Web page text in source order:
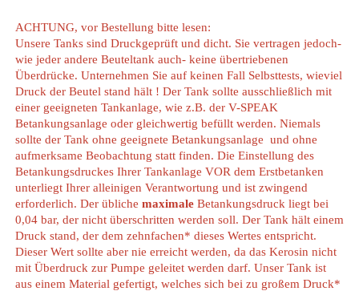
ACHTUNG, vor Bestellung bitte lesen:
Unsere Tanks sind Druckgeprüft und dicht. Sie vertragen jedoch-
wie jeder andere Beuteltank auch- keine übertriebenen
Überdrücke. Unternehmen Sie auf keinen Fall Selbsttests, wieviel
Druck der Beutel stand hält ! Der Tank sollte ausschließlich mit
einer geeigneten Tankanlage, wie z.B. der V-SPEAK
Betankungsanlage oder gleichwertig befüllt werden. Niemals
sollte der Tank ohne geeignete Betankungsanlage und ohne
aufmerksame Beobachtung statt finden. Die Einstellung des
Betankungsdruckes Ihrer Tankanlage VOR dem Erstbetanken
unterliegt Ihrer alleinigen Verantwortung und ist zwingend
erforderlich. Der übliche maximale Betankungsdruck liegt bei
0,04 bar, der nicht überschritten werden soll. Der Tank hält einem
Druck stand, der dem zehnfachen* dieses Wertes entspricht.
Dieser Wert sollte aber nie erreicht werden, da das Kerosin nicht
mit Überdruck zur Pumpe geleitet werden darf. Unser Tank ist
aus einem Material gefertigt, welches sich bei zu großem Druck*